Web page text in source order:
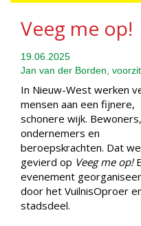
Veeg me op!
19.06.2025
Jan van der Borden,
In Nieuw-West werken
mensen aan een fijnere,
schonere wijk. Bewoners,
ondernemers en
beroepskrachten. Dat
gevierd op Veeg me op!
evenement
door het VuilnisOproer
stadsdeel.